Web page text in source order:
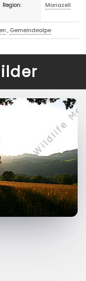
Region: Mariazell
, Gemeindealpe